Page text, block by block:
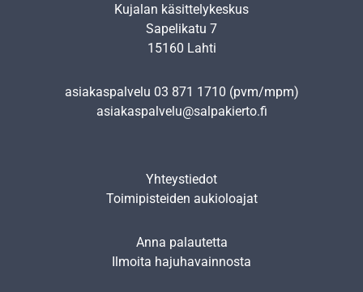
Kujalan käsittelykeskus
Sapelikatu 7
15160 Lahti
asiakaspalvelu 03 871 1710 (pvm/mpm)
asiakaspalvelu@salpakierto.fi
Yhteystiedot
Toimipisteiden aukioloajat
Anna palautetta
Ilmoita hajuhavainnosta